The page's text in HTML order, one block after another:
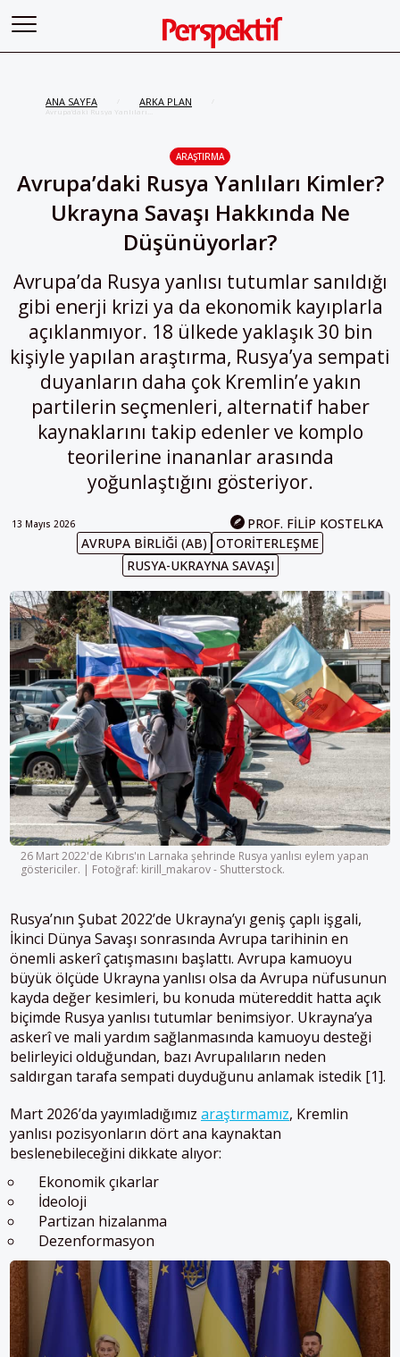
ANA SAYFA ARKA PLAN
Avrupa’daki Rusya Yanlıları
Kimler? Ukrayna Savaşı
ARAŞTIRMA
Avrupa’daki Rusya Yanlıları Kimler?
Ukrayna Savaşı Hakkında Ne
Düşünüyorlar?
Avrupa’da Rusya yanlısı tutumlar sanıldığı
gibi enerji krizi ya da ekonomik kayıplarla
açıklanmıyor. 18 ülkede yaklaşık 30 bin
kişiyle yapılan araştırma, Rusya’ya sempati
duyanların daha çok Kremlin’e yakın
partilerin seçmenleri, alternatif haber
kaynaklarını takip edenler ve komplo
teorilerine inananlar arasında
yoğunlaştığını gösteriyor.
13 Mayıs 2026
PROF. FILIP KOSTELKA
AVRUPA BIRLIĞI (AB) OTORITERLEŞME
RUSYA-UKRAYNA SAVAŞI
26 Mart 2022'de Kıbrıs'ın Larnaka şehrinde Rusya yanlısı eylem yapan
göstericiler. | Fotoğraf: kirill_makarov - Shutterstock.
Rusya’nın Şubat 2022’de Ukrayna’yı geniş çaplı işgali,
İkinci Dünya Savaşı sonrasında Avrupa tarihinin en
önemli askerî çatışmasını başlattı. Avrupa kamuoyu
büyük ölçüde Ukrayna yanlısı olsa da Avrupa nüfusunun
kayda değer kesimleri, bu konuda mütereddit hatta açık
biçimde Rusya yanlısı tutumlar benimsiyor. Ukrayna’ya
askerî ve mali yardım sağlanmasında kamuoyu desteği
belirleyici olduğundan, bazı Avrupalıların neden
saldırgan tarafa sempati duyduğunu anlamak istedik [1].
Mart 2026’da yayımladığımız araştırmamız, Kremlin
yanlısı pozisyonların dört ana kaynaktan
beslenebileceğini dikkate alıyor:
Ekonomik çıkarlar
İdeoloji
Partizan hizalanma
Dezenformasyon